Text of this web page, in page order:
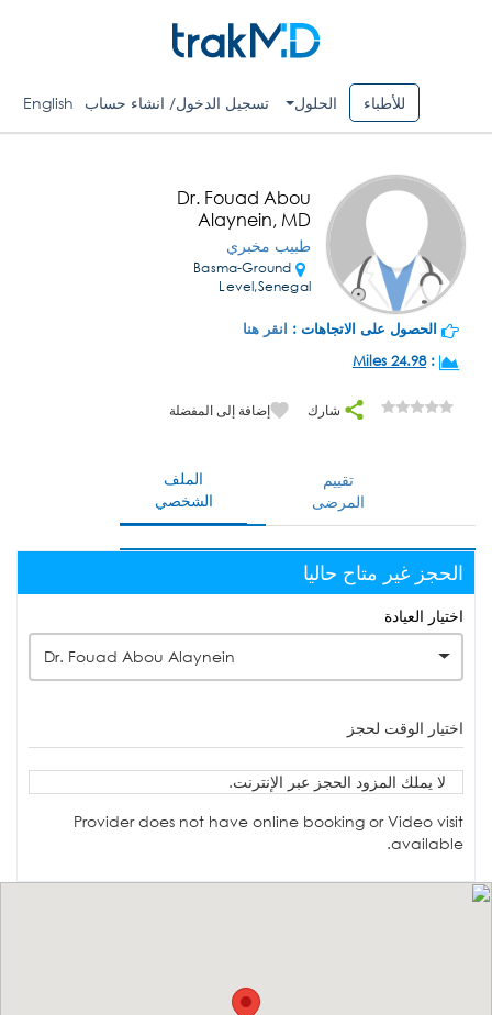
للأطباء الحلول تسجيل الدخول/ انشاء حساب English
Dr. Fouad Abou
Alaynein, MD
طبيب مخبري
Basma-Ground
Level,Senegal
الحصول على الاتجاهات : انقر هنا
:
24.98 Miles
شارك إضافة إلى المفضلة
الملف
الشخصي
تقييم
المرضى
الحجز غير متاح حاليا
اختيار العيادة
Dr. Fouad Abou Alaynein
اختيار الوقت لحجز
لا يملك المزود الحجز عبر الإنترنت.
Provider does not have online booking or Video visit
available.